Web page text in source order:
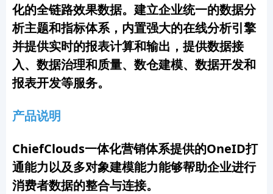
化的全链路效果数据。 建立企业统一的数据分
析主题和指标体系，内置强大的在线分析引擎
并提供实时的报表计算和输出，提供数据接
入、数据治理和质量、数仓建模、数据开发和
报表开发等服务。
产品说明
ChiefClouds一体化营销体系提供的OneID打
通能力以及多对象建模能力能够帮助企业进行
消费者数据的整合与连接。